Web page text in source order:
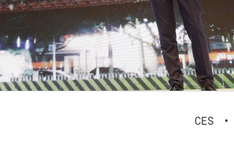
CES •